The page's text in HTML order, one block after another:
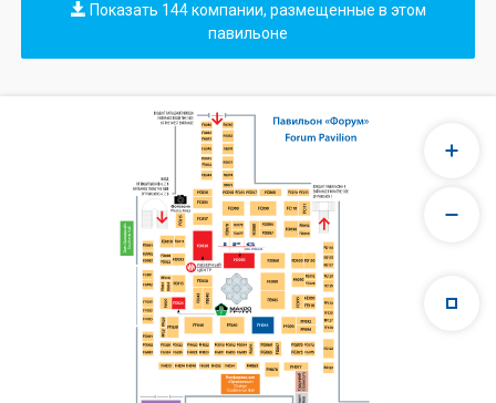
Показать 144 компании, размещенные в этом
павильоне